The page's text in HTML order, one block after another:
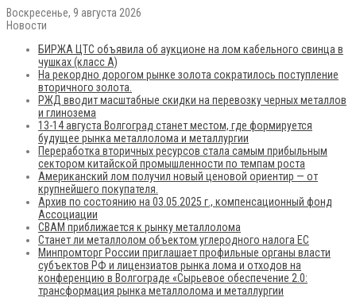
Воскресенье, 9 августа 2026
Новости
БИРЖА ЦТС объявила об аукционе на лом кабельного свинца в
чушках (класс А)
На рекордно дорогом рынке золота сократилось поступление
вторичного золота.
РЖД вводит масштабные скидки на перевозку черных металлов
и глинозема
13-14 августа Волгоград станет местом, где формируется
будущее рынка металлолома и металлургии
Переработка вторичных ресурсов стала самым прибыльным
сектором китайской промышленности по темпам роста
Американский лом получил новый ценовой ориентир — от
крупнейшего покупателя.
Архив по состоянию на 03.05.2025 г., компенсационный фонд
Ассоциации
CBAM приближается к рынку металлолома
Станет ли металлолом объектом углеродного налога ЕС
Минпромторг России приглашает профильные органы власти
субъектов РФ и лицензиатов рынка лома и отходов на
конференцию в Волгограде «Сырьевое обеспечение 2.0:
трансформация рынка металлолома и металлургии